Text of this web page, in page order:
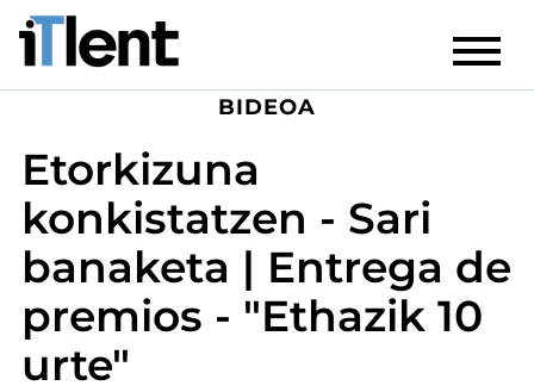
BIDEOA
Etorkizuna
konkistatzen - Sari
banaketa | Entrega de
premios - "Ethazik 10
urte"